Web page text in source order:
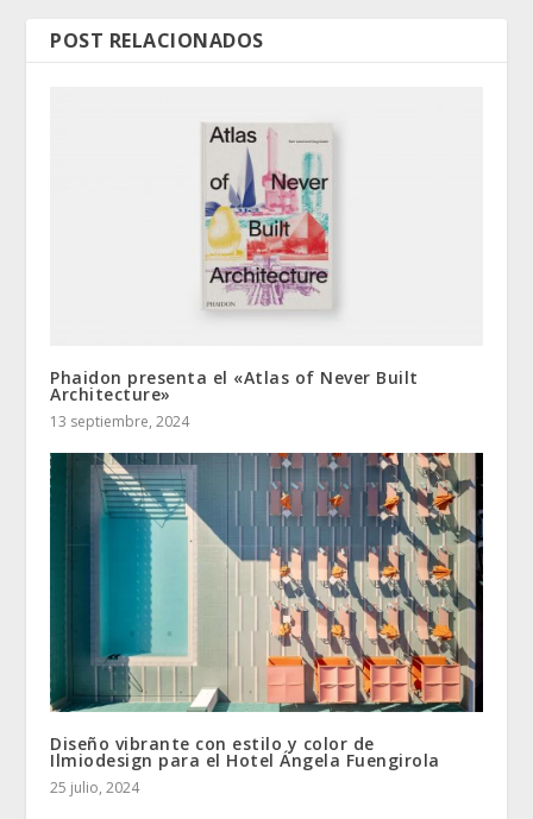
POST RELACIONADOS
Phaidon presenta el «Atlas of Never Built
Architecture»
13 septiembre, 2024
Diseño vibrante con estilo y color de
Ilmiodesign para el Hotel Ángela Fuengirola
25 julio, 2024